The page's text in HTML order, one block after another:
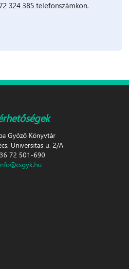
324 385 telefonszámkon.
Győző Könyvtár
Universitas u. 2/A
72 501-690